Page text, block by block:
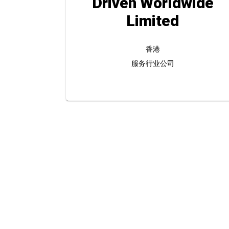
Limited
香港
服务行业公司